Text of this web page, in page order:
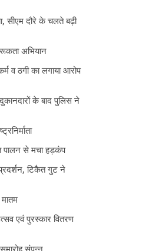
सीएम दौरे के चलते बढ़ी
अभियान
व ठगी का लगाया आरोप
के बाद पुलिस ने
पालन से मचा हड़कंप
टिकैत गुट ने
एवं पुरस्कार वितरण